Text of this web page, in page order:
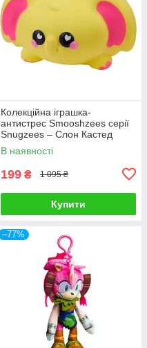
Колекційна іграшка-
антистрес Smooshzees серії
Snugzees – Слон Кастед
08237
В наявності
199 ₴ 1 095 ₴
Купити
–77%